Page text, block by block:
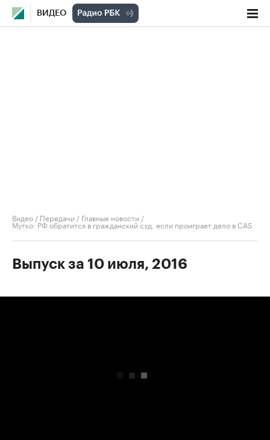
ВИДЕО
Видео / Передачи / Главные новости /
Мутко: РФ обратится в гражданский суд, если проиграет дело в CAS
Выпуск за 10 июля, 2016